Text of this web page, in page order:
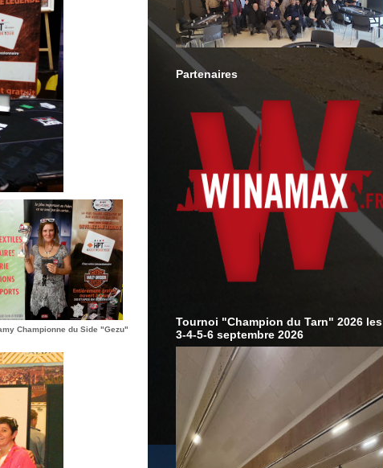
Championne du Side "Gezu"
Partenaires
Tournoi "Champion du Tarn" 2026 les
3-4-5-6 septembre 2026